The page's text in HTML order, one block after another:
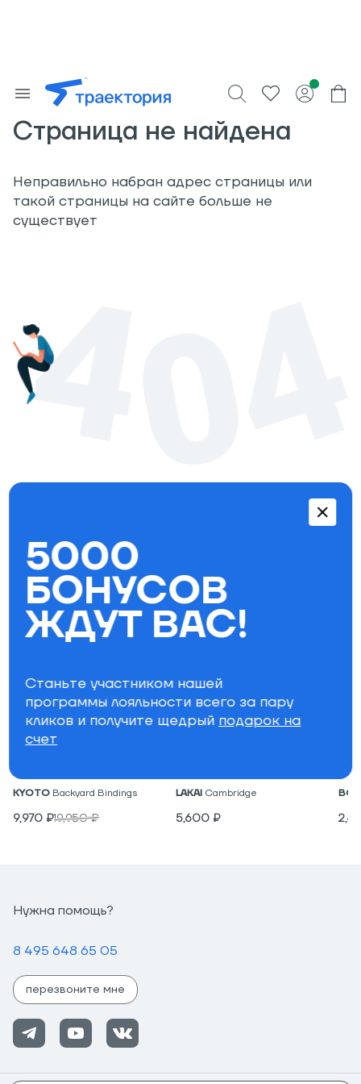
Страница не найдена
Неправильно набран адрес страницы или
такой страницы на сайте больше не
существует
Бестселлеры
Крепления для вейкборда
KYOTO Backyard Bindings
9,970 ₽19,950₽
LAKAI Cambridge
5,600 ₽
5000
БОНУСОВ
ЖДУТ ВАС!
Станьте участником нашей
программы лояльности всего за пару
кликов и получите щедрый подарок на
счет
Нужна помощь?
8 495 648 65 05
перезвоните мне